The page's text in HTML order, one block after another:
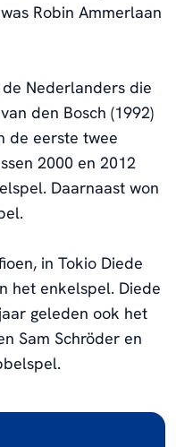
Robin Ammerlaan
Nederlanders die
den Bosch (1992)
de eerste twee
2000 en 2012
Daarnaast won
in Tokio Diede
het enkelspel. Diede
geleden ook het
Sam Schröder en